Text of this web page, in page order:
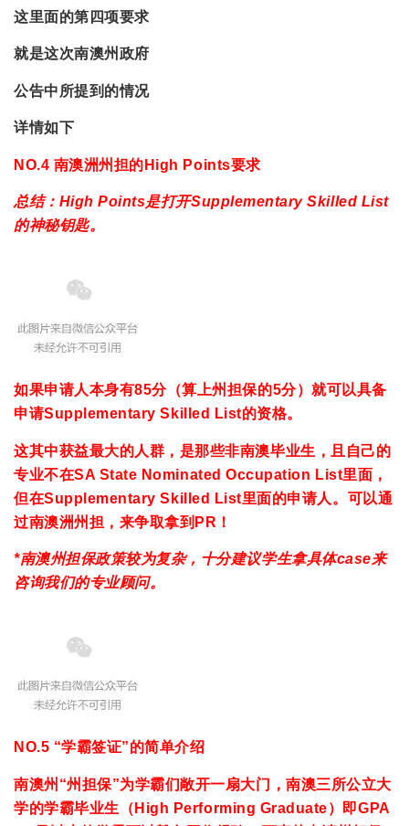
这里面的第四项要求
就是这次南澳州政府
公告中所提到的情况
详情如下
NO.4 南澳洲州担的High Points要求
总结：High Points是打开Supplementary Skilled List
的神秘钥匙。
如果申请人本身有85分（算上州担保的5分）就可以具备
申请Supplementary Skilled List的资格。
这其中获益最大的人群，是那些非南澳毕业生，且自己的
专业不在SA State Nominated Occupation List里面，
但在Supplementary Skilled List里面的申请人。可以通
过南澳洲州担，来争取拿到PR！
*南澳州担保政策较为复杂，十分建议学生拿具体case来
咨询我们的专业顾问。
NO.5 “学霸签证”的简单介绍
南澳州“州担保”为学霸们敞开一扇大门，南澳三所公立大
学的学霸毕业生（High Performing Graduate）即GPA